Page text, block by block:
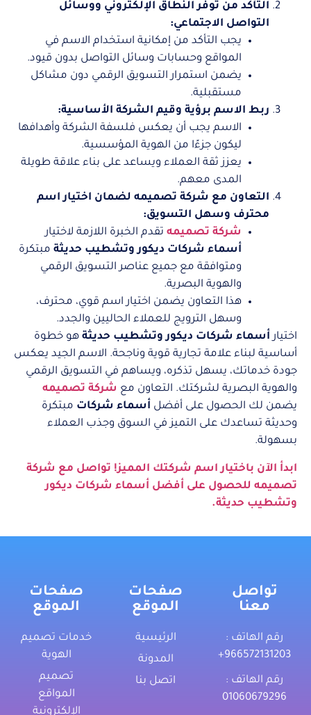
التأكد من توفر النطاق الإلكتروني ووسائل
التواصل الاجتماعي:
يجب التأكد من إمكانية استخدام الاسم في
المواقع وحسابات وسائل التواصل بدون قيود.
يضمن استمرار التسويق الرقمي دون مشاكل
مستقبلية.
ربط الاسم برؤية وقيم الشركة الأساسية:
الاسم يجب أن يعكس فلسفة الشركة وأهدافها
ليكون جزءًا من الهوية المؤسسية.
يعزز ثقة العملاء ويساعد على بناء علاقة طويلة
المدى معهم.
التعاون مع شركة تصميمه لضمان اختيار اسم
محترف وسهل التسويق:
شركة تصميمه تقدم الخبرة اللازمة لاختيار
أسماء شركات ديكور وتشطيب حديثة مبتكرة
ومتوافقة مع جميع عناصر التسويق الرقمي
والهوية البصرية.
هذا التعاون يضمن اختيار اسم قوي، محترف،
وسهل الترويج للعملاء الحاليين والجدد.
اختيار أسماء شركات ديكور وتشطيب حديثة هو خطوة
أساسية لبناء علامة تجارية قوية وناجحة. الاسم الجيد يعكس
جودة خدماتك، يسهل تذكره، ويساهم في التسويق الرقمي
والهوية البصرية لشركتك. التعاون مع شركة تصميمه
يضمن لك الحصول على أفضل أسماء شركات مبتكرة
وحديثة تساعدك على التميز في السوق وجذب العملاء
بسهولة.
ابدأ الآن باختيار اسم شركتك المميز! تواصل مع شركة
تصميمه للحصول على أفضل أسماء شركات ديكور
وتشطيب حديثة.
تواصل
معنا
رقم الهاتف :
‎+966572131203
رقم الهاتف :
01060679296
صفحات
الموقع
الرئيسية
المدونة
اتصل بنا
صفحات
الموقع
خدمات تصميم
الهوية
تصميم
المواقع
الإلكترونية